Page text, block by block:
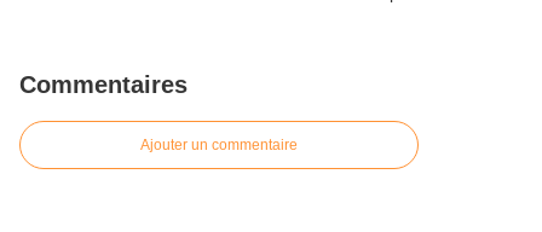
Commentaires
Ajouter un commentaire